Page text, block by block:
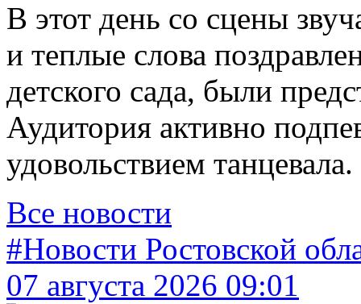
В этот день со сцены
и теплые слова
детского сада, были
Аудитория активно
удовольствием танцевала.
Все новости
#Новости Ростовской
07 августа 2026 09:01